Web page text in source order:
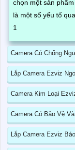
chọn một sản phẩm tốt
là một số yếu tố
1
Camera Có Chống
Lắp Camera Ezviz
Camera Kim Loại
Camera Có Bảo Vệ
Lắp Camera Ezviz